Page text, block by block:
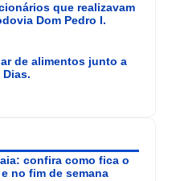
que realizavam
Dom Pedro I.
de alimentos junto a
confira como fica o
no fim de semana